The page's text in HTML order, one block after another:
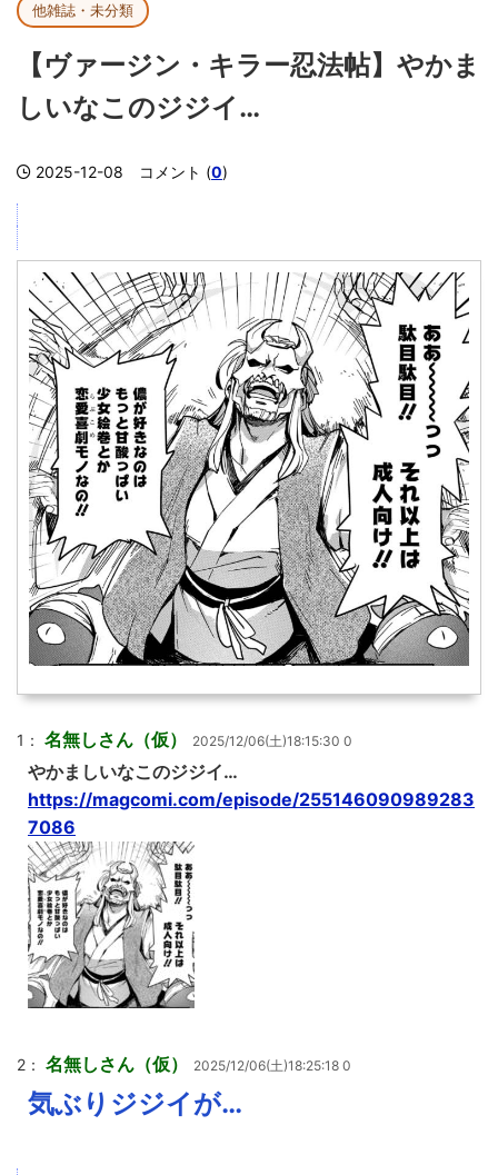
他雑誌・未分類
【ヴァージン・キラー忍法帖】やかま
しいなこのジジイ…
2025-12-08 コメント (0)
1： 名無しさん（仮） 2025/12/06(土)18:15:30 0
やかましいなこのジジイ…
https://magcomi.com/episode/255146090989283
7086
2： 名無しさん（仮） 2025/12/06(土)18:25:18 0
気ぶりジジイが…